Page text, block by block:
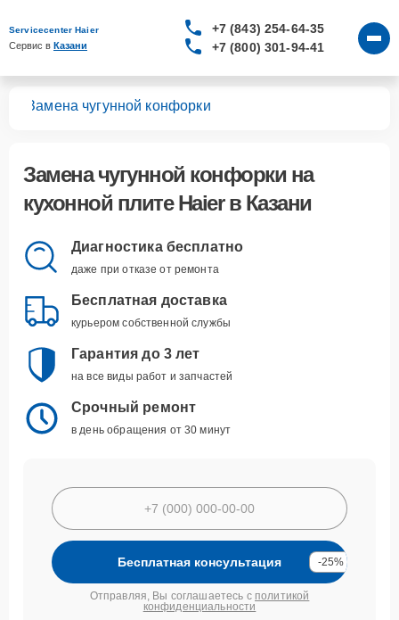
Servicecenter Haier
Сервис в Казани
+7 (843) 254-64-35
+7 (800) 301-94-41
Замена чугунной конфорки
Замена чугунной конфорки на
кухонной плите Haier в Казани
Диагностика бесплатно
даже при отказе от ремонта
Бесплатная доставка
курьером собственной службы
Гарантия до 3 лет
на все виды работ и запчастей
Срочный ремонт
в день обращения от 30 минут
Бесплатная консультация -25%
Отправляя, Вы соглашаетесь с политикой
конфиденциальности